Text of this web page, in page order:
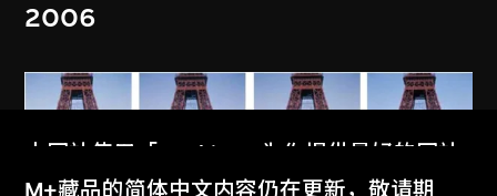
2006
本网站使用「Cookies」为你提供最好的网站
体验。
M+藏品的简体中文内容仍在更新，敬请期